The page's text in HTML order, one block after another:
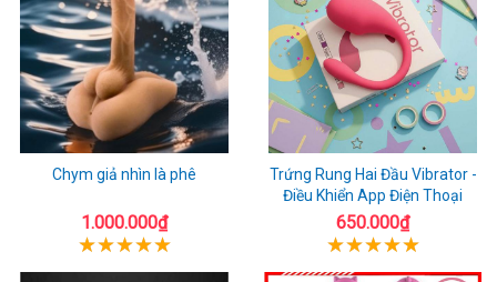
Chym giả nhìn là phê
1.000.000₫
Trứng Rung Hai Đầu Vibrator -
Điều Khiển App Điện Thoại
650.000₫